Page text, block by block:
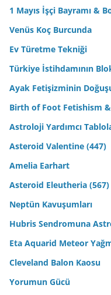
1 Mayıs İşçi Bayramı &
Venüs Koç Burcunda
Ev Türetme Tekniği
Türkiye İstihdamının
Ayak Fetişizminin
Birth of Foot Fetishism
Astroloji Yardımcı
Asteroid Valentine (447)
Amelia Earhart
Asteroid Eleutheria (567)
Neptün Kavuşumları
Hubris Sendromuna
Eta Aquarid Meteor
Cleveland Balon Kaosu
Yorumun Gücü